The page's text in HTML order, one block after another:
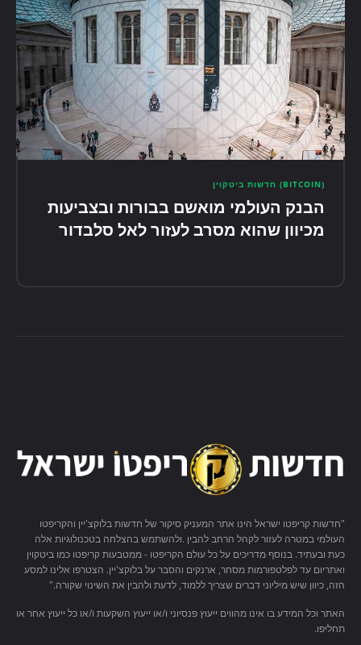
(BITCOIN) חדשות ביטקוין
הבנק העולמי מואשם בבורות ובצביעות
מכיוון שהוא מסרב לעזור לאל סלבדור
"חדשות קריפטו ישראל הינו אתר המעניק סיקור של חדשות בלוקצ'יין והקריפטו
העולמי במטרה לעזור לקהל הרחב להבין .ולהשתמש בהצלחה בטכנולוגיות אלה
כעת ובעתיד. בנוסף מדריכים על כל עולם הקריפטו - ממטבעות קריפטו כמו ביטקוין
ואתריום עד לפלטפורמות מסחר, ארנקים והסבר על בלוקצ'יין. הצטרפו אלינו למסע
הזה, כיוון שיש מיליוני דברים שצריך ללמוד, לדעת ולהבין את השינוי שקורה."
האתר וכל המידע בו אינו מהווים ייעוץ פנסיוני ו/או ייעוץ השקעות ו/או כל ייעוץ אחר או
תחליפו.